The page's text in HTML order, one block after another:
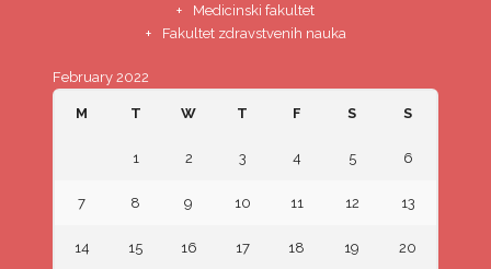
Medicinski fakultet
Fakultet zdravstvenih nauka
February 2022
M T W T F S S
1 2 3 4 5 6
7 8 9 10 11 12 13
14 15 16 17 18 19 20